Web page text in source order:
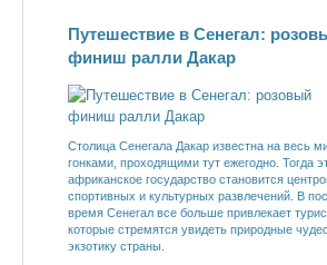
Путешествие в Сенегал:
финиш ралли Дакар
Столица Сенегала Дакар известна на весь
гонками, проходящими тут ежегодно. Тогда
африканское государство становится
спортивных и культурных развлечений. В
время Сенегал все больше привлекает
которые стремятся увидеть природные
экзотику страны.